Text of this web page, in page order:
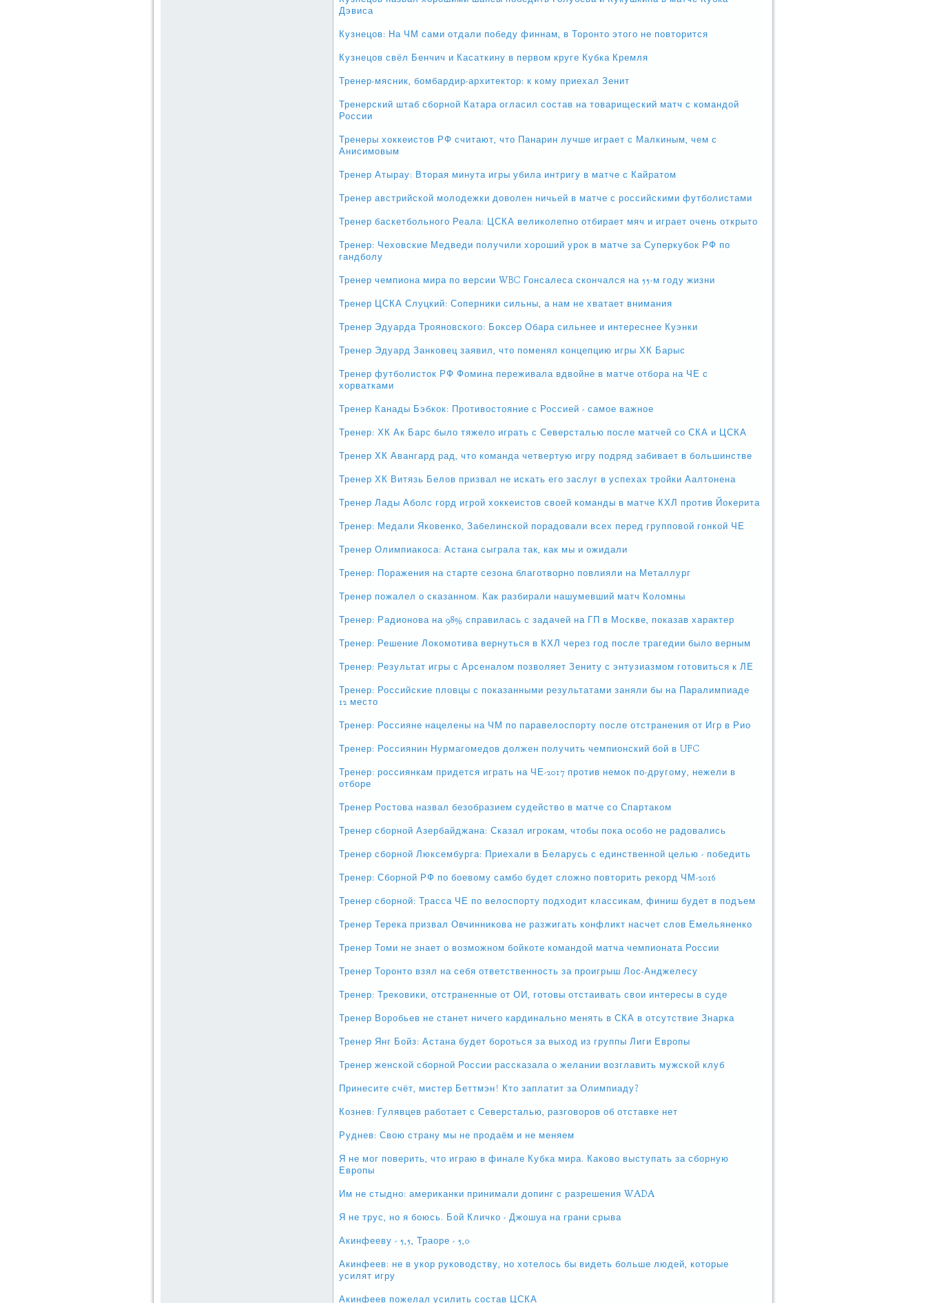
Дэвиса
Кузнецов: На ЧМ сами отдали победу финнам, в Торонто этого не повторится
Кузнецов свёл Бенчич и Касаткину в первом круге Кубка Кремля
Тренер-мясник, бомбардир-архитектор: к кому приехал Зенит
Тренерский штаб сборной Катара огласил состав на товарищеский матч с командой
России
Тренеры хоккеистов РФ считают, что Панарин лучше играет с Малкиным, чем с
Анисимовым
Тренер Атырау: Вторая минута игры убила интригу в матче с Кайратом
Тренер австрийской молодежки доволен ничьей в матче с российскими футболистами
Тренер баскетбольного Реала: ЦСКА великолепно отбирает мяч и играет очень открыто
Тренер: Чеховские Медведи получили хороший урок в матче за Суперкубок РФ по
гандболу
Тренер чемпиона мира по версии WBC Гонсалеса скончался на 55-м году жизни
Тренер ЦСКА Слуцкий: Соперники сильны, а нам не хватает внимания
Тренер Эдуарда Трояновского: Боксер Обара сильнее и интереснее Куэнки
Тренер Эдуард Занковец заявил, что поменял концепцию игры ХК Барыс
Тренер футболисток РФ Фомина переживала вдвойне в матче отбора на ЧЕ с
хорватками
Тренер Канады Бэбкок: Противостояние с Россией - самое важное
Тренер: ХК Ак Барс было тяжело играть с Северсталью после матчей со СКА и ЦСКА
Тренер ХК Авангард рад, что команда четвертую игру подряд забивает в большинстве
Тренер ХК Витязь Белов призвал не искать его заслуг в успехах тройки Аалтонена
Тренер Лады Аболс горд игрой хоккеистов своей команды в матче КХЛ против Йокерита
Тренер: Медали Яковенко, Забелинской порадовали всех перед групповой гонкой ЧЕ
Тренер Олимпиакоса: Астана сыграла так, как мы и ожидали
Тренер: Поражения на старте сезона благотворно повлияли на Металлург
Тренер пожалел о сказанном. Как разбирали нашумевший матч Коломны
Тренер: Радионова на 98% справилась с задачей на ГП в Москве, показав характер
Тренер: Решение Локомотива вернуться в КХЛ через год после трагедии было верным
Тренер: Результат игры с Арсеналом позволяет Зениту с энтузиазмом готовиться к ЛЕ
Тренер: Российские пловцы с показанными результатами заняли бы на Паралимпиаде
12 место
Тренер: Россияне нацелены на ЧМ по паравелоспорту после отстранения от Игр в Рио
Тренер: Россиянин Нурмагомедов должен получить чемпионский бой в UFC
Тренер: россиянкам придется играть на ЧЕ-2017 против немок по-другому, нежели в
отборе
Тренер Ростова назвал безобразием судейство в матче со Спартаком
Тренер сборной Азербайджана: Сказал игрокам, чтобы пока особо не радовались
Тренер сборной Люксембурга: Приехали в Беларусь с единственной целью - победить
Тренер: Сборной РФ по боевому самбо будет сложно повторить рекорд ЧМ-2016
Тренер сборной: Трасса ЧЕ по велоспорту подходит классикам, финиш будет в подъем
Тренер Терека призвал Овчинникова не разжигать конфликт насчет слов Емельяненко
Тренер Томи не знает о возможном бойкоте командой матча чемпионата России
Тренер Торонто взял на себя ответственность за проигрыш Лос-Анджелесу
Тренер: Трековики, отстраненные от ОИ, готовы отстаивать свои интересы в суде
Тренер Воробьев не станет ничего кардинально менять в СКА в отсутствие Знарка
Тренер Янг Бойз: Астана будет бороться за выход из группы Лиги Европы
Тренер женской сборной России рассказала о желании возглавить мужской клуб
Принесите счёт, мистер Беттмэн! Кто заплатит за Олимпиаду?
Кознев: Гулявцев работает с Северсталью, разговоров об отставке нет
Руднев: Свою страну мы не продаём и не меняем
Я не мог поверить, что играю в финале Кубка мира. Каково выступать за сборную
Европы
Им не стыдно: американки принимали допинг с разрешения WADA
Я не трус, но я боюсь. Бой Кличко - Джошуа на грани срыва
Акинфееву - 5,5, Траоре - 5,0
Акинфеев: не в укор руководству, но хотелось бы видеть больше людей, которые
усилят игру
Акинфеев пожелал усилить состав ЦСКА